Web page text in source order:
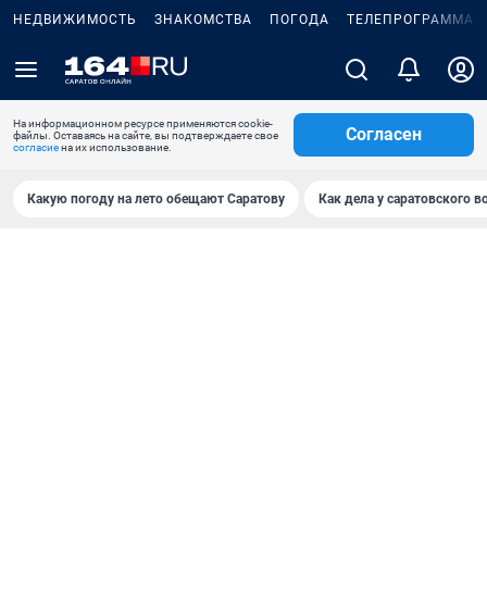
НЕДВИЖИМОСТЬ ЗНАКОМСТВА ПОГОДА ТЕЛЕПРОГРАММА
На информационном ресурсе применяются cookie-
файлы. Оставаясь на сайте, вы подтверждаете свое
согласиена их использование.
Согласен
Какую погоду на лето обещают Саратову Как дела у саратовского